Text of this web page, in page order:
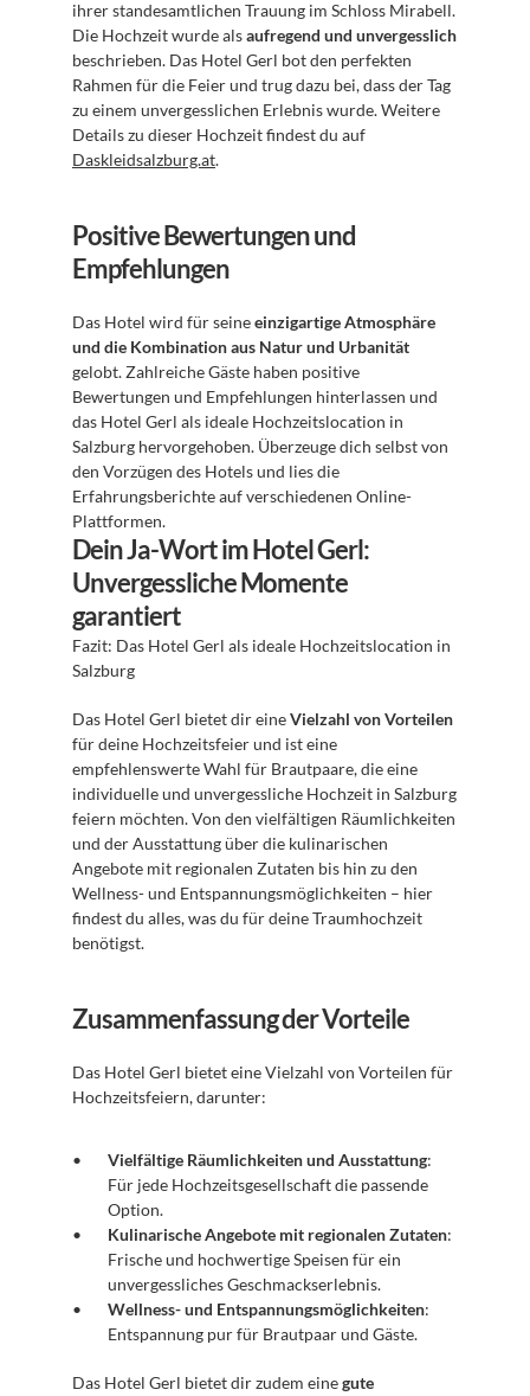
ihrer standesamtlichen Trauung im Schloss Mirabell.
Die Hochzeit wurde als aufregend und unvergesslich
beschrieben. Das Hotel Gerl bot den perfekten
Rahmen für die Feier und trug dazu bei, dass der Tag
zu einem unvergesslichen Erlebnis wurde. Weitere
Daskleidsalzburg.at.
Positive Bewertungen und
Empfehlungen
Das Hotel wird für seine einzigartige Atmosphäre
und die Kombination aus Natur und Urbanität
gelobt. Zahlreiche Gäste haben positive
Bewertungen und Empfehlungen hinterlassen und
das Hotel Gerl als ideale Hochzeitslocation in
Salzburg hervorgehoben. Überzeuge dich selbst von
den Vorzügen des Hotels und lies die
Erfahrungsberichte auf verschiedenen Online-
Plattformen.
Dein Ja-Wort im Hotel Gerl:
Unvergessliche Momente
garantiert
Fazit: Das Hotel Gerl als ideale Hochzeitslocation in
Salzburg
Das Hotel Gerl bietet dir eine Vielzahl von Vorteilen
für deine Hochzeitsfeier und ist eine
empfehlenswerte Wahl für Brautpaare, die eine
individuelle und unvergessliche Hochzeit in Salzburg
feiern möchten. Von den vielfältigen Räumlichkeiten
und der Ausstattung über die kulinarischen
Angebote mit regionalen Zutaten bis hin zu den
Wellness- und Entspannungsmöglichkeiten – hier
findest du alles, was du für deine Traumhochzeit
benötigst.
Zusammenfassung der Vorteile
Das Hotel Gerl bietet eine Vielzahl von Vorteilen für
Hochzeitsfeiern, darunter:
Vielfältige Räumlichkeiten und Ausstattung:
Für jede Hochzeitsgesellschaft die passende
Option.
Kulinarische Angebote mit regionalen Zutaten:
Frische und hochwertige Speisen für ein
unvergessliches Geschmackserlebnis.
Wellness- und Entspannungsmöglichkeiten:
Entspannung pur für Brautpaar und Gäste.
Das Hotel Gerl bietet dir zudem eine gute